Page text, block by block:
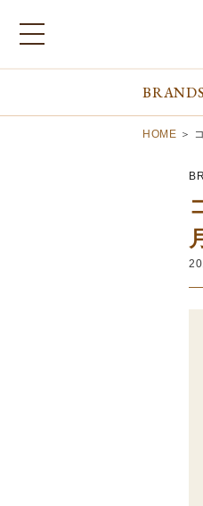
ブランドか
Bennett
BRITISH
FOX
BRANDS
HOME ＞